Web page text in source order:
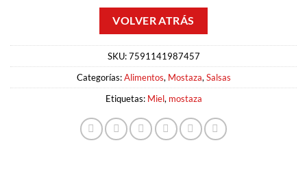
SKU:7591141987457
Categorías:Alimentos, Mostaza, Salsas
Etiquetas: Miel, mostaza